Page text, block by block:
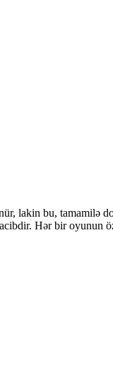
lakin bu, tamamilə
Hər bir oyunun